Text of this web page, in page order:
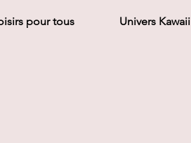
pour tous Univers Kawaii